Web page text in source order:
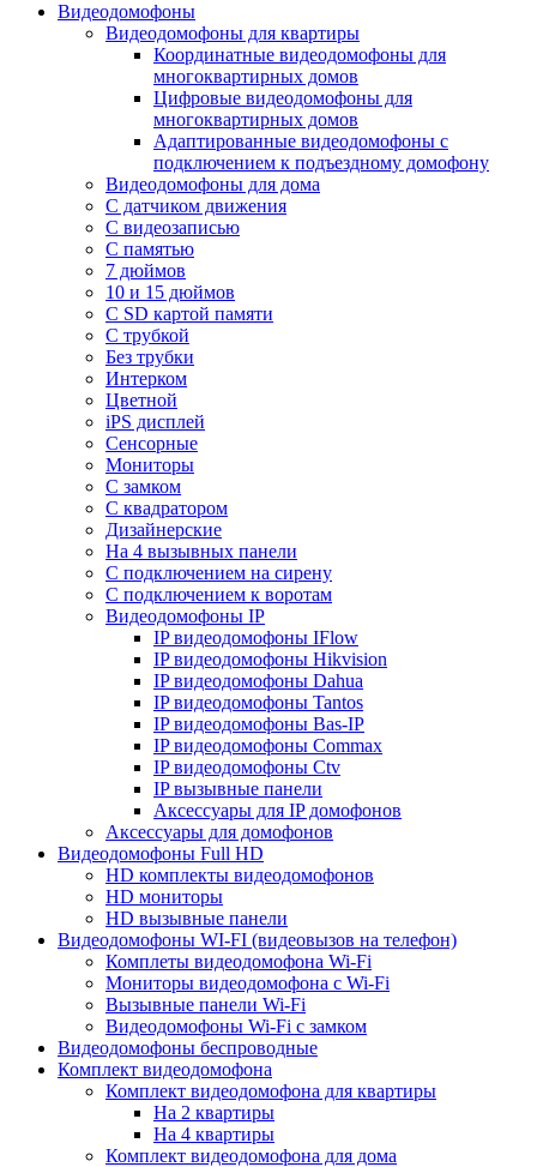
Видеодомофоны
Видеодомофоны для квартиры
Координатные видеодомофоны для
многоквартирных домов
Цифровые видеодомофоны для
многоквартирных домов
Адаптированные видеодомофоны с
подключением к подъездному домофону
Видеодомофоны для дома
С датчиком движения
С видеозаписью
C памятью
7 дюймов
10 и 15 дюймов
С SD картой памяти
С трубкой
Без трубки
Интерком
Цветной
iPS дисплей
Сенсорные
Мониторы
С замком
C квадратором
Дизайнерские
На 4 вызывных панели
С подключением на сирену
С подключением к воротам
Видеодомофоны IP
IP видеодомофоны IFlow
IP видеодомофоны Hikvision
IP видеодомофоны Dahua
IP видеодомофоны Tantos
IP видеодомофоны Bas-IP
IP видеодомофоны Commax
IP видеодомофоны Ctv
IP вызывные панели
Аксессуары для IP домофонов
Аксессуары для домофонов
Видеодомофоны Full HD
HD комплекты видеодомофонов
HD мониторы
HD вызывные панели
Видеодомофоны WI-FI (видеовызов на телефон)
Комплеты видеодомофона Wi-Fi
Мониторы видеодомофона с Wi-Fi
Вызывные панели Wi-Fi
Видеодомофоны Wi-Fi с замком
Видеодомофоны беспроводные
Комплект видеодомофона
Комплект видеодомофона для квартиры
На 2 квартиры
На 4 квартиры
Комплект видеодомофона для дома